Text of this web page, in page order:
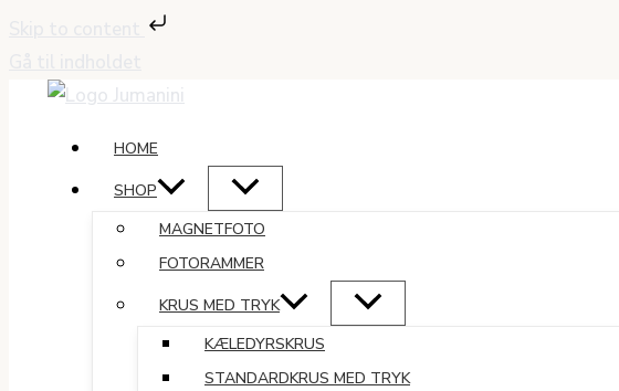
HOME
SHOP
MAGNETFOTO
FOTORAMMER
KRUS MED TRYK
KÆLEDYRSKRUS
STANDARDKRUS MED TRYK